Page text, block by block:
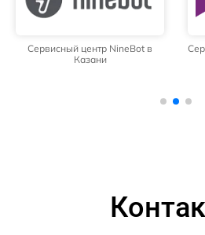
Сервисный центр NineBot в
Казани